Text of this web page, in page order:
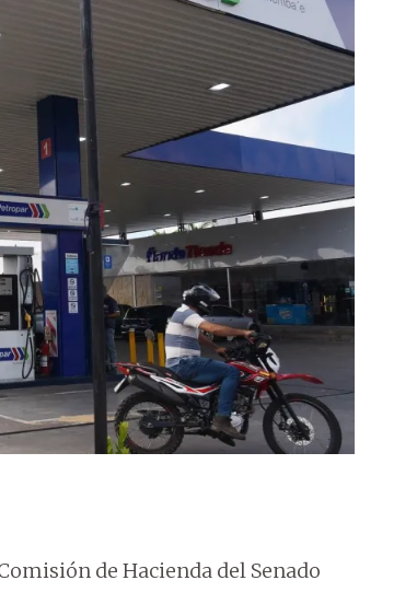
de Hacienda del Senado